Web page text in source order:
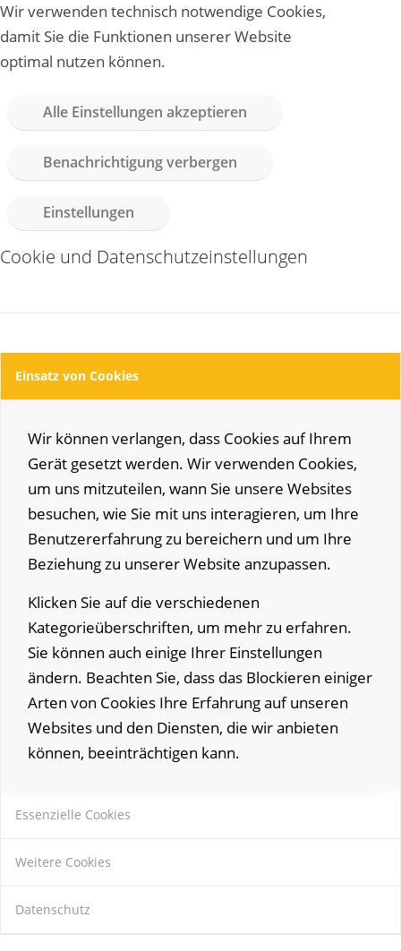
Wir verwenden technisch notwendige Cookies,
damit Sie die Funktionen unserer Website
optimal nutzen können.
Alle Einstellungen akzeptieren
Benachrichtigung verbergen
Einstellungen
Cookie und Datenschutzeinstellungen
Einsatz von Cookies
Wir können verlangen, dass Cookies auf Ihrem
Gerät gesetzt werden. Wir verwenden Cookies,
um uns mitzuteilen, wann Sie unsere Websites
besuchen, wie Sie mit uns interagieren, um Ihre
Benutzererfahrung zu bereichern und um Ihre
Beziehung zu unserer Website anzupassen.
Klicken Sie auf die verschiedenen
Kategorieüberschriften, um mehr zu erfahren.
Sie können auch einige Ihrer Einstellungen
ändern. Beachten Sie, dass das Blockieren einiger
Arten von Cookies Ihre Erfahrung auf unseren
Websites und den Diensten, die wir anbieten
können, beeinträchtigen kann.
Essenzielle Cookies
Weitere Cookies
Datenschutz